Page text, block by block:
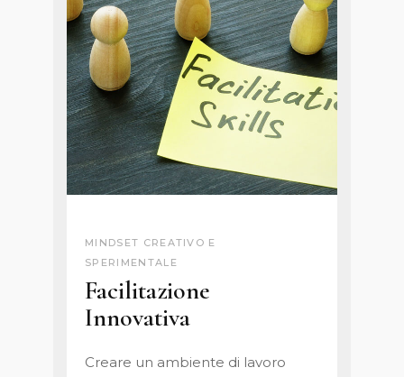
MINDSET CREATIVO E
SPERIMENTALE
Facilitazione
Innovativa
Creare un ambiente di lavoro